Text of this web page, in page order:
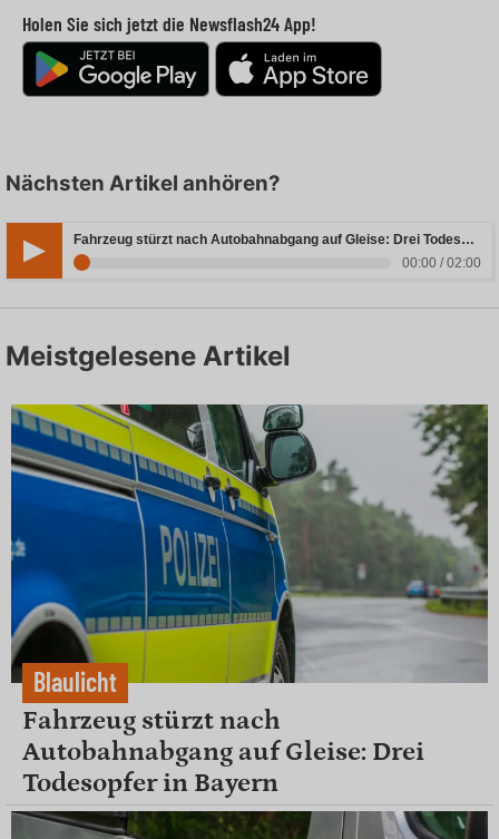
Holen Sie sich jetzt die Newsflash24 App!
Nächsten Artikel anhören?
Fahrzeug stürzt nach Autobahnabgang auf Gleise: Drei Todesopfer in Bayern
00:00 / 02:00
Meistgelesene Artikel
Blaulicht
Fahrzeug stürzt nach
Autobahnabgang auf Gleise: Drei
Todesopfer in Bayern